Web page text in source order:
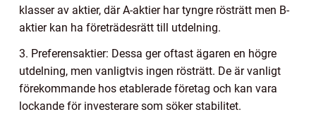
klasser av aktier, där A-aktier har tyngre rösträtt men B-
aktier kan ha företrädesrätt till utdelning.
3. Preferensaktier: Dessa ger oftast ägaren en högre
utdelning, men vanligtvis ingen rösträtt. De är vanligt
förekommande hos etablerade företag och kan vara
lockande för investerare som söker stabilitet.